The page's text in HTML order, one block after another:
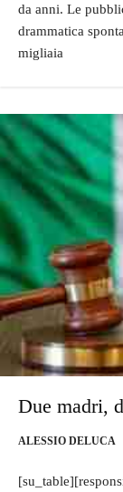
da anni. Le
drammatica
migliaia
Due madri,
ALESSIO DELUCA